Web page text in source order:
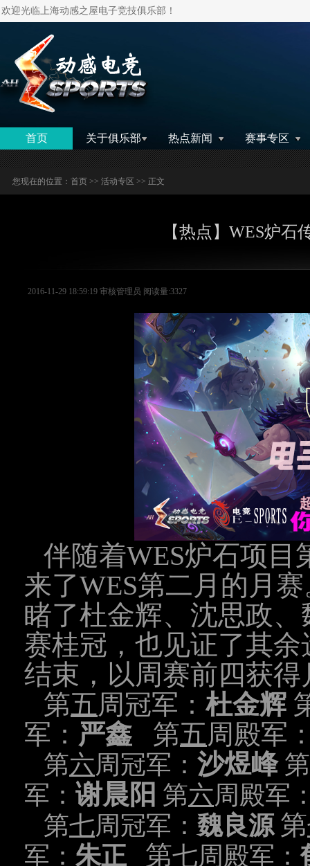
欢迎光临上海动感之屋电子竞技俱乐部！
首页 关于俱乐部 热点新闻 赛事专区
您现在的位置： 首页 >> 活动专区 >> 正文
【热点】WES炉
2016-11-29 18:59:19 审核管理员 阅读量:3327
伴随着WES炉石项目
来了WES第二月的月
睹了杜金辉、沈思政
赛桂冠，也见证了其
结束，以周赛前四获
第五周冠军： 杜金辉
军： 严鑫 第五周殿军
第六周冠军： 沙煜峰 第
军： 谢晨阳 第六周殿军
第七周冠军： 魏良源 第
军： 朱正 第七周殿军：